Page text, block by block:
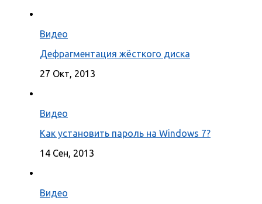
Видео
Дефрагментация жёсткого диска
27 Окт, 2013
Видео
Как установить пароль на Windows 7?
14 Сен, 2013
Видео